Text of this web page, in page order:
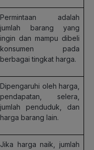
Permintaan adalah
jumlah barang yang
ingin dan mampu dibeli
konsumen pada
berbagai tingkat harga.
Dipengaruhi oleh harga,
pendapatan, selera,
jumlah penduduk, dan
harga barang lain.
Jika harga naik, jumlah